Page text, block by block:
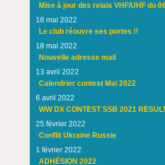
Mise à jour des relais VHF/UHF du
18 mai 2022
Le club réouvre ses portes !!
18 mai 2022
Nouvelle adresse mail
13 avril 2022
Calendrier contest Mai 2022
6 avril 2022
WW DX CONTEST SSB 2021
25 février 2022
Conflit Ukraine Russie
1 février 2022
ADHÉSION 2022